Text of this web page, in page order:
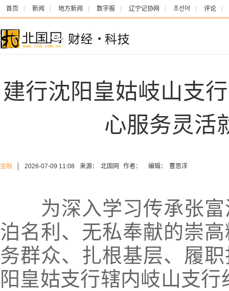
首页 新闻 地方新闻 数字报 辽宁记协网 조선어 评论
建行沈阳皇姑岐山支
心服务灵活
金融 2026-07-09 11:08 来源： 北国网 作者： 编辑： 曹思洋
为深入学习传承张富
泊名利、无私奉献的崇
务群众、扎根基层、履
阳皇姑支行辖内岐山支